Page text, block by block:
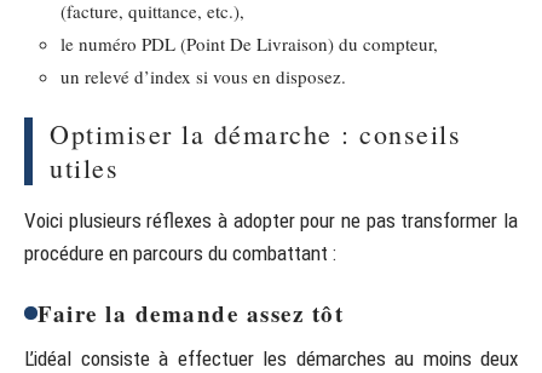
(facture, quittance, etc.),
le numéro PDL (Point De Livraison) du compteur,
un relevé d’index si vous en disposez.
Optimiser la démarche : conseils
utiles
Voici plusieurs réflexes à adopter pour ne pas transformer la
procédure en parcours du combattant :
Faire la demande assez tôt
L’idéal consiste à effectuer les démarches au moins deux